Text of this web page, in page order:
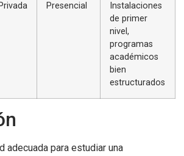
Presencial
Instalaciones
de primer
nivel,
programas
académicos
bien
estructurados
adecuada para estudiar una